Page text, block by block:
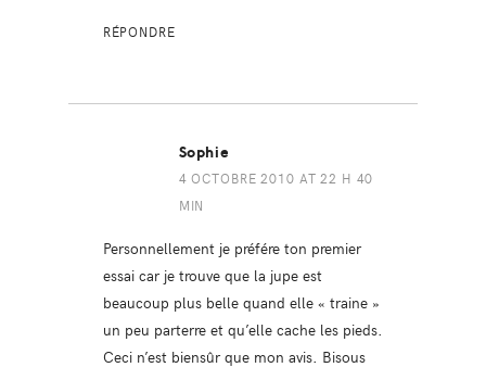
RÉPONDRE
Sophie
4 OCTOBRE 2010 AT 22 H 40
MIN
Personnellement je préfére ton premier
essai car je trouve que la jupe est
beaucoup plus belle quand elle « traine »
un peu parterre et qu’elle cache les pieds.
Ceci n’est biensûr que mon avis. Bisous